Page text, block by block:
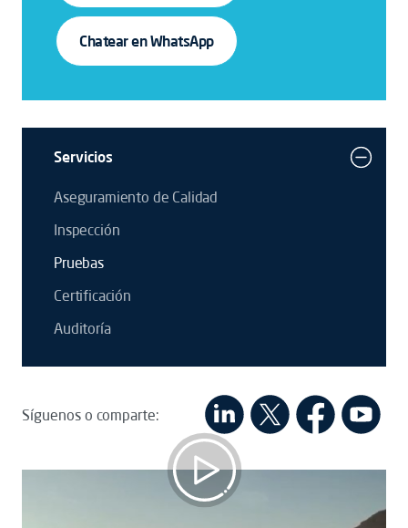
Chatear en WhatsApp
Servicios
Aseguramiento de Calidad
Inspección
Pruebas
Certificación
Auditoría
Síguenos o comparte:
La tradición vive en América Latina